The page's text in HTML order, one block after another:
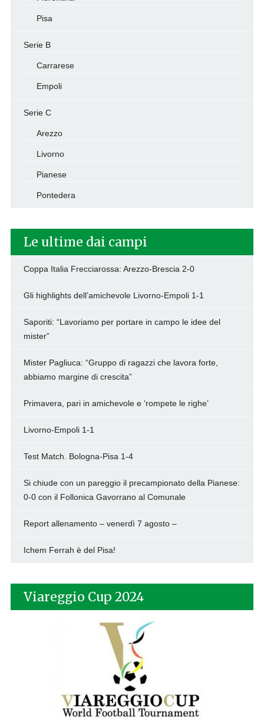
Pisa
Serie B
Carrarese
Empoli
Serie C
Arezzo
Livorno
Pianese
Pontedera
Le ultime dai campi
Coppa Italia Frecciarossa: Arezzo-Brescia 2-0
Gli highlights dell’amichevole Livorno-Empoli 1-1
Saporiti: “Lavoriamo per portare in campo le idee del
mister”
Mister Pagliuca: “Gruppo di ragazzi che lavora forte,
abbiamo margine di crescita”
Primavera, pari in amichevole e ‘rompete le righe’
Livorno-Empoli 1-1
Test Match. Bologna-Pisa 1-4
Si chiude con un pareggio il precampionato della Pianese:
0-0 con il Follonica Gavorrano al Comunale
Report allenamento – venerdì 7 agosto –
Ichem Ferrah è del Pisa!
Viareggio Cup 2024